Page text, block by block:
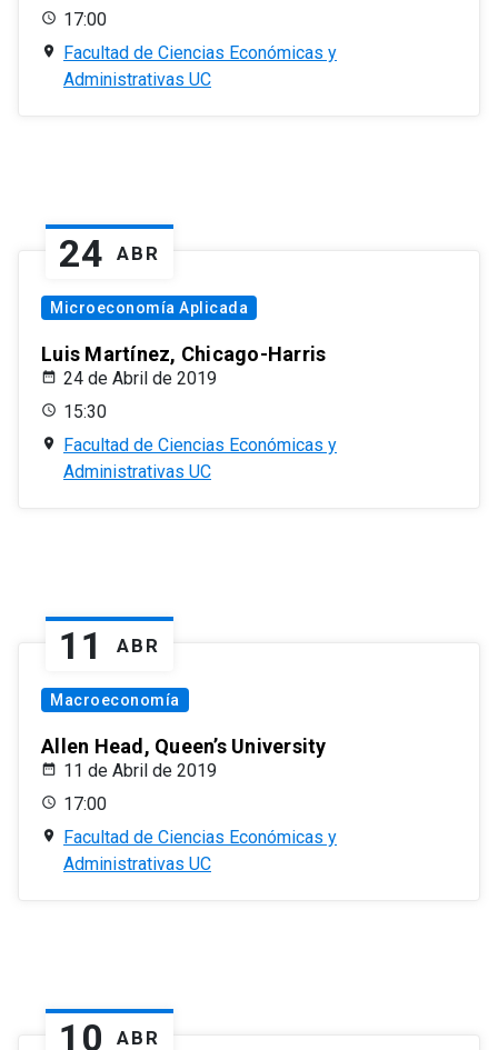
17:00
Facultad de Ciencias Económicas y
Administrativas UC
24 ABR
Microeconomía Aplicada
Luis Martínez, Chicago-Harris
24 de Abril de 2019
15:30
Facultad de Ciencias Económicas y
Administrativas UC
11 ABR
Macroeconomía
Allen Head, Queen’s University
11 de Abril de 2019
17:00
Facultad de Ciencias Económicas y
Administrativas UC
10 ABR